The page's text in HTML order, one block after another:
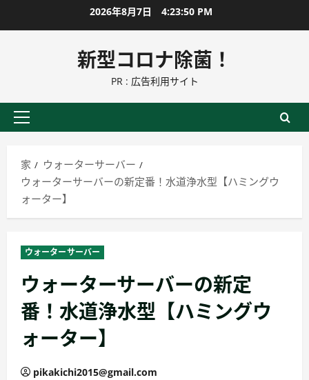
ン
に
2026年8月7日 4:23:51 PM
新型コロナ除菌！
PR : 広告利用サイト
プ
イ
マ
リ
ニ
ュ
ー
家
ウォーターサーバー
ウォーターサーバーの新定番！水道浄水型【ハミングウ
ォーター】
ウォーターサーバー
ウォーターサーバーの新定
番！水道浄水型【ハミングウ
ォーター】
pikakichi2015@gmail.com